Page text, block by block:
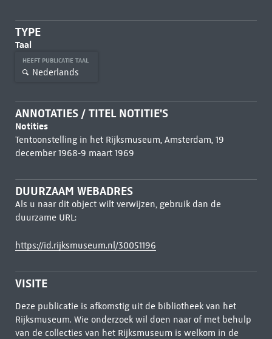
TYPE
Taal
HEEFT PUBLICATIE TAAL
Nederlands
ANNOTATIES / TITEL NOTITIE'S
Notities
Tentoonstelling in het Rijksmuseum, Amsterdam, 19
december 1968-9 maart 1969
DUURZAAM WEBADRES
Als u naar dit object wilt verwijzen, gebruik dan de
duurzame URL:
https://id.rijksmuseum.nl/30051196
VISITE
Deze publicatie is afkomstig uit de bibliotheek van het
Rijksmuseum. Wie onderzoek wil doen naar of met behulp
van de collecties van het Rijksmuseum is welkom in de